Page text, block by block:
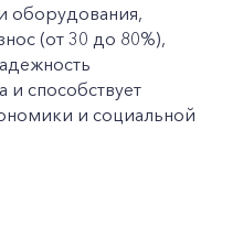
оборудования,
(от 30 до 80%),
и способствует
и социальной